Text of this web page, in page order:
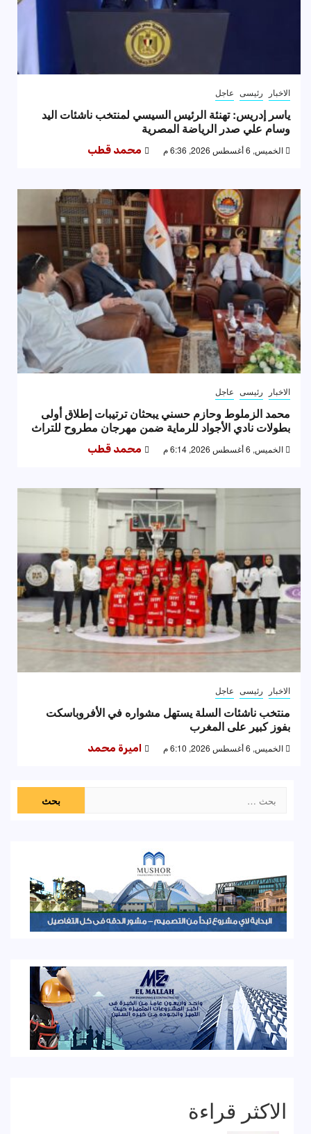
الاخبار رئيسى عاجل
ياسر إدريس: تهنئة الرئيس السيسي لمنتخب ناشئات اليد
وسام علي صدر الرياضة المصرية
الخميس, 6 أغسطس 2026, 6:36 م محمد قطب
الاخبار رئيسى عاجل
محمد الزملوط وحازم حسني يبحثان ترتيبات إطلاق أولى
بطولات نادي الأجواد للرماية ضمن مهرجان مطروح للتراث
الخميس, 6 أغسطس 2026, 6:14 م محمد قطب
الاخبار رئيسى عاجل
منتخب ناشئات السلة يستهل مشواره في الأفروباسكت
بفوز كبير على المغرب
الخميس, 6 أغسطس 2026, 6:10 م اميرة محمد
عن:
الاكثر قراءة